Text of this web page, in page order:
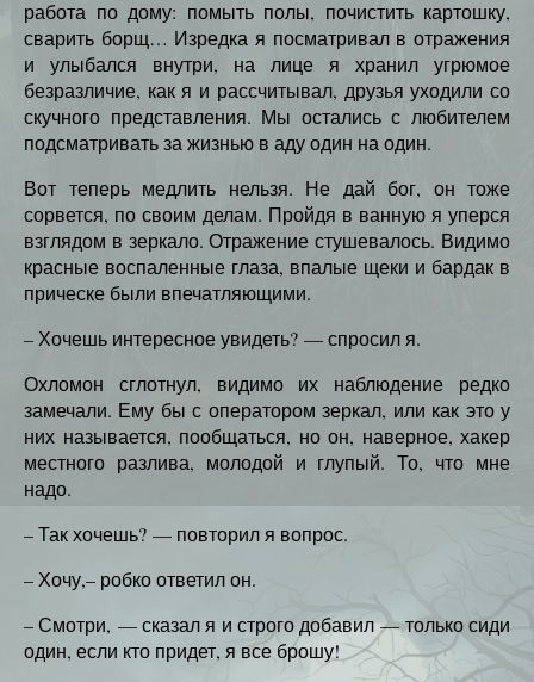
работа по дому: помыть полы, почистить картошку,
сварить борщ… Изредка я посматривал в отражения
и улыбался внутри, на лице я хранил угрюмое
безразличие, как я и рассчитывал, друзья уходили со
скучного представления. Мы остались с любителем
подсматривать за жизнью в аду один на один.
Вот теперь медлить нельзя. Не дай бог, он тоже
сорвется, по своим делам. Пройдя в ванную я уперся
взглядом в зеркало. Отражение стушевалось. Видимо
красные воспаленные глаза, впалые щеки и бардак в
прическе были впечатляющими.
– Хочешь интересное увидеть? — спросил я.
Охломон сглотнул, видимо их наблюдение редко
замечали. Ему бы с оператором зеркал, или как это у
них называется, пообщаться, но он, наверное, хакер
местного разлива, молодой и глупый. То, что мне
надо.
– Так хочешь? — повторил я вопрос.
– Хочу,– робко ответил он.
– Смотри, — сказал я и строго добавил — только сиди
один, если кто придет, я все брошу!